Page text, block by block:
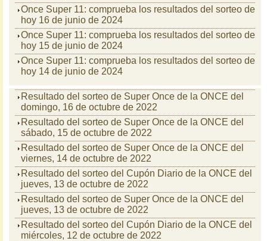
Once Super 11: comprueba los resultados del sorteo de
hoy 16 de junio de 2024
Once Super 11: comprueba los resultados del sorteo de
hoy 15 de junio de 2024
Once Super 11: comprueba los resultados del sorteo de
hoy 14 de junio de 2024
Resultado del sorteo de Super Once de la ONCE del
domingo, 16 de octubre de 2022
Resultado del sorteo de Super Once de la ONCE del
sábado, 15 de octubre de 2022
Resultado del sorteo de Super Once de la ONCE del
viernes, 14 de octubre de 2022
Resultado del sorteo del Cupón Diario de la ONCE del
jueves, 13 de octubre de 2022
Resultado del sorteo de Super Once de la ONCE del
jueves, 13 de octubre de 2022
Resultado del sorteo del Cupón Diario de la ONCE del
miércoles, 12 de octubre de 2022